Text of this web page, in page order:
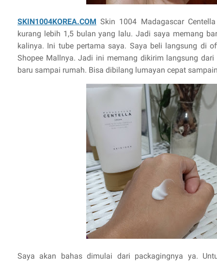
SKIN1004KOREA.COM Skin 1004 Madagascar
kurang lebih 1,5 bulan yang lalu. Jadi saya memang
kalinya. Ini tube pertama saya. Saya beli langsung di
Shopee Mallnya. Jadi ini memang dikirim langsung dari
baru sampai rumah. Bisa dibilang lumayan cepat
Saya akan bahas dimulai dari packagingnya ya.